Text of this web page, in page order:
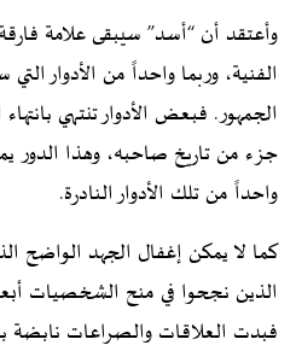
وأعتقد أن “أسد” سيبقى علامة
الفنية، وربما واحداً من الأدوار
الجمهور. فبعض الأدوار تنتهي
جزء من تاريخ صاحبه، وهذا الدور
واحداً من تلك الأدوار النادرة.
كما لا يمكن إغفال الجهد الواضح
الذين نجحوا في منح الشخصيات
فبدت العلاقات والصراعات نابضة